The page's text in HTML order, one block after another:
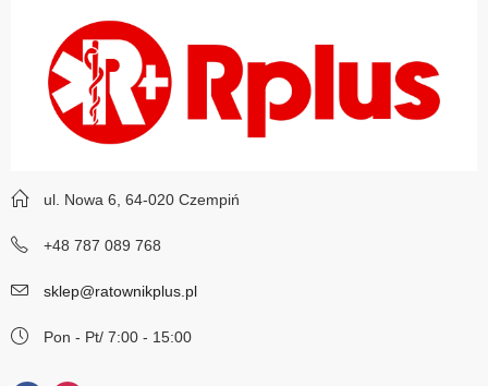
ul. Nowa 6, 64-020 Czempiń
+48 787 089 768
sklep@ratownikplus.pl
Pon - Pt/ 7:00 - 15:00